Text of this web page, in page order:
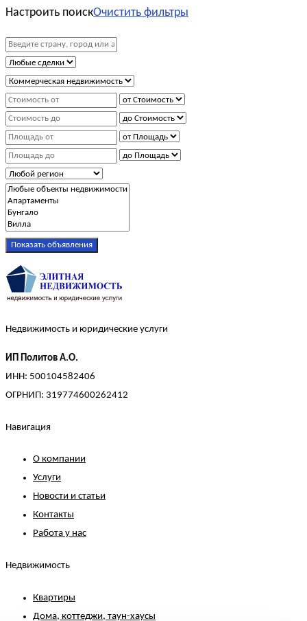
Настроить поискОчистить фильтры
Показать объявления
Недвижимость и юридические услуги
ИП Политов А.О.
ИНН: 500104582406
ОГРНИП: 319774600262412
Навигация
О компании
Услуги
Новости и статьи
Контакты
Работа у нас
Недвижимость
Квартиры
Дома, коттеджи, таун-хаусы